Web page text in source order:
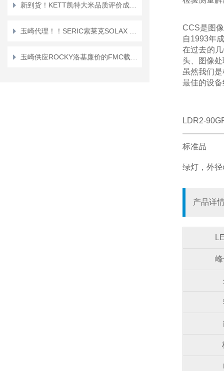
CCS是图
自1993年
在过去的
头、图像
虽然我们
最佳的设
LDR2-
标准品
绿灯，外
产品详